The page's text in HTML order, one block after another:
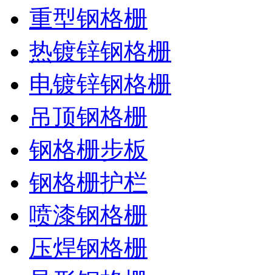
重型钢格栅
热镀锌钢格栅
电镀锌钢格栅
吊顶钢格栅
钢格栅步板
钢格栅护栏
喷漆钢格栅
压焊钢格栅